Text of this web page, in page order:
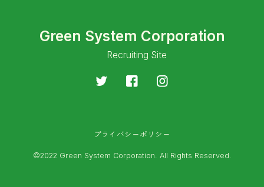
Green System Corporation
Recruiting Site
プライバシーポリシー
©2022 Green System Corporation. All Rights Reserved.